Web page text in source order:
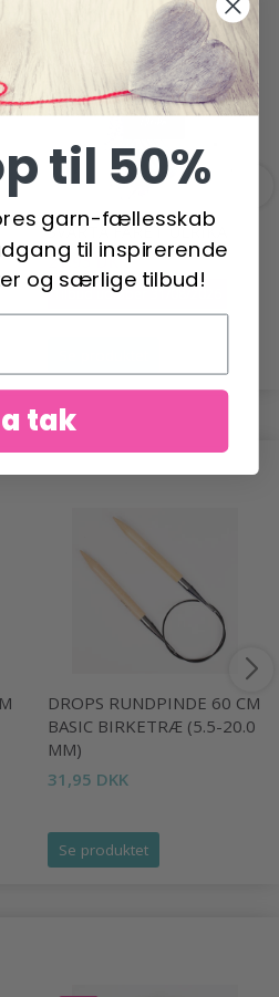
SVARTA FÅRET ULRIKA
21,95 DKK 27,50 DKK
Tilbud udløber 31/08/2026
DROPS RUNDPINDE 60 CM
BASIC BIRKETRÆ (5.5-20.0
MM)
31,95 DKK
Se produktet
til 50%
garn-fællesskab
til inspirerende
og særlige tilbud!
tak